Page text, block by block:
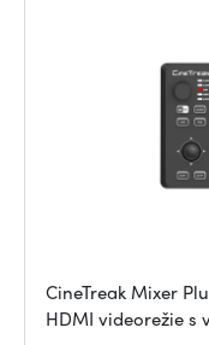
CineTreak Mixer
HDMI videorežie s